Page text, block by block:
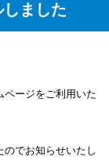
ました
ページをご利用いた
のでお知らせいたし